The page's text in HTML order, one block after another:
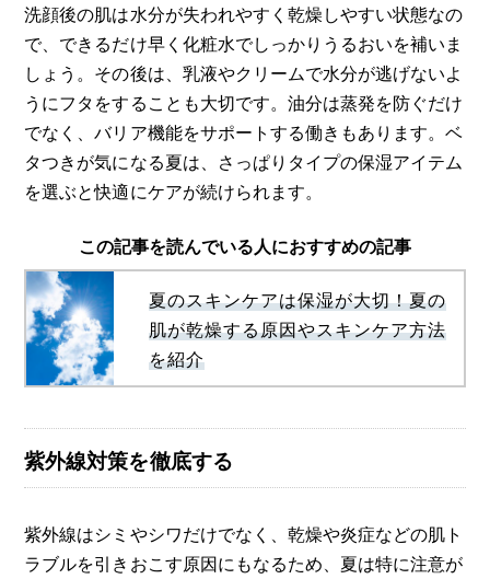
洗顔後の肌は水分が失われやすく乾燥しやすい状態なの
で、できるだけ早く化粧水でしっかりうるおいを補いま
しょう。その後は、乳液やクリームで水分が逃げないよ
うにフタをすることも大切です。油分は蒸発を防ぐだけ
でなく、バリア機能をサポートする働きもあります。ベ
タつきが気になる夏は、さっぱりタイプの保湿アイテム
を選ぶと快適にケアが続けられます。
この記事を読んでいる人におすすめの記事
夏のスキンケアは保湿が大切！夏の
肌が乾燥する原因やスキンケア方法
を紹介
紫外線対策を徹底する
紫外線はシミやシワだけでなく、乾燥や炎症などの肌ト
ラブルを引きおこす原因にもなるため、夏は特に注意が